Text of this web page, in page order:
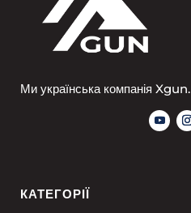
Ми українська компанія Xgun.
КАТЕГОРІЇ